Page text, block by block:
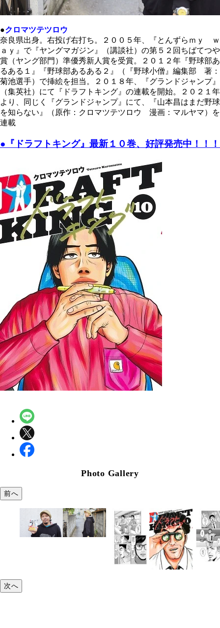
●クロマツテツロウ
奈良県出身。右投げ右打ち。２００５年、『とんずらｍｙ ｗ
ａｙ』で『ヤングマガジン』（講談社）の第５２回 ちばてつや
賞 （ヤング部門）準優秀新人賞を受賞。２０１２年『野球部あ
るある１』『野球部あるある２』（『野球小僧』編集部 著：
菊池選手）で挿絵を担当。２０１８年、『グランドジャンプ』
（集英社）にて『ドラフトキング』の連載を開始。２０２１年
より、同じく『グランドジャンプ』にて、『山本昌はまだ野球
を知らない』（原作：クロマツテツロウ 漫画：マルヤマ）を
連載
●『ドラフトキング』最新１０巻、好評発売中！！！
Photo Gallery
前へ
次へ